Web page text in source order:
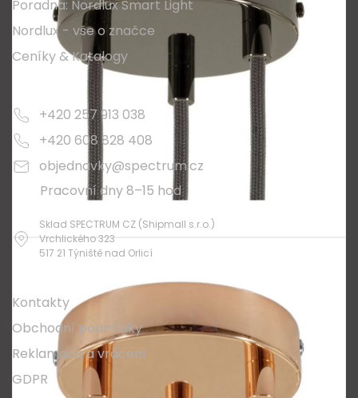
Poradna: Nordlux Smart Light
Nordlux - vše o značce
Ceníky & Katalogy
+420 257 913 038
+420 608 828 408
objednavky@spectrum.cz
Pracovní dny 8–15 hod
Sklad SPECTRUM CZ (Shipmall s.r.o.)
Vrchlického 323
517 21 Týniště nad Orlicí
Kontakty
Obchodní podmínky
Reklamace a vrácení
GDPR